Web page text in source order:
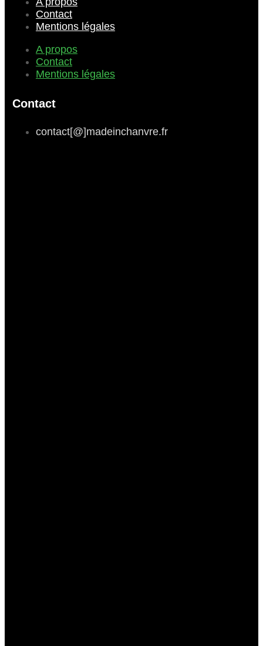
Contact
Mentions légales
A propos
Contact
Mentions légales
Contact
contact[@]madeinchanvre.fr